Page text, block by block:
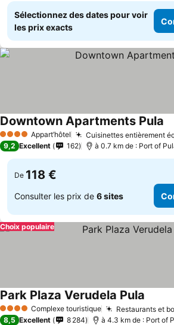
Sélectionnez des dates pour voir
les prix exacts
4 Étoiles Appart’hôtel Cuisinettes entièrement
Downtown Apartments Pula
9,2 Excellent 162 à 0.7 km de : Port of
De 118 €
Consulter les prix de 6 sites
Choix populaire
4 Étoiles Complexe touristique Restaurants et
Park Plaza Verudela Pula
8,5 Excellent 8 284 à 4.3 km de : Port of